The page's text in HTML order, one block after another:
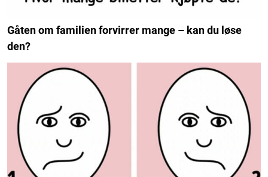
Gåten om familien forvirrer mange – kan du løse
den?